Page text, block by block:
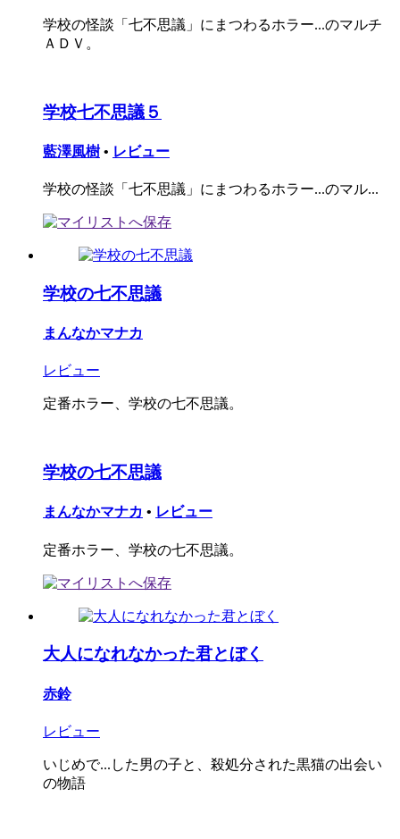
学校の怪談「七不思議」にまつわるホラー...のマルチ
ＡＤＶ。
学校七不思議５
藍澤風樹 • レビュー
学校の怪談「七不思議」にまつわるホラー...のマル...
学校の七不思議
まんなかマナカ
レビュー
定番ホラー、学校の七不思議。
学校の七不思議
まんなかマナカ • レビュー
定番ホラー、学校の七不思議。
大人になれなかった君とぼく
赤鈴
レビュー
いじめで...した男の子と、殺処分された黒猫の出会い
の物語